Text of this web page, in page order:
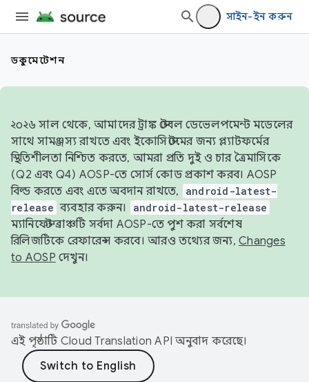
সাইন-ইন করুন
ডকুমেন্টেশন
২০২৬ সাল থেকে, আমাদের ট্রাঙ্ক স্টেবল ডেভেলপমেন্ট মডেলের
সাথে সামঞ্জস্য রাখতে এবং ইকোসিস্টেমের জন্য প্ল্যাটফর্মের
স্থিতিশীলতা নিশ্চিত করতে, আমরা প্রতি দুই ও চার ত্রৈমাসিকে
(Q2 এবং Q4) AOSP-তে সোর্স কোড প্রকাশ করব। AOSP
বিল্ড করতে এবং এতে অবদান রাখতে,
android-latest-
release ব্যবহার করুন। android-latest-release
ম্যানিফেস্ট ব্রাঞ্চটি সর্বদা AOSP-তে পুশ করা সর্বশেষ
রিলিজটিকে রেফারেন্স করবে। আরও তথ্যের জন্য, Changes
to AOSP দেখুন।
এই পৃষ্ঠাটি Cloud Translation API অনুবাদ করেছে।